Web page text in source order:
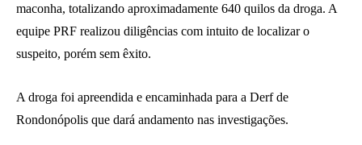
maconha, totalizando aproximadamente 640 quilos da droga. A
equipe PRF realizou diligências com intuito de localizar o
suspeito, porém sem êxito.
A droga foi apreendida e encaminhada para a Derf de
Rondonópolis que dará andamento nas investigações.